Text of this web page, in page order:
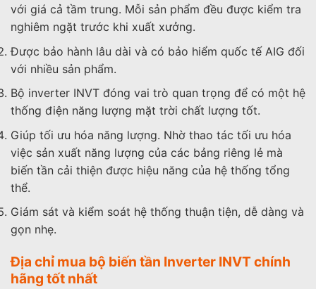
với giá cả tầm trung. Mỗi sản phẩm đều được kiểm tra
nghiêm ngặt trước khi xuất xưởng.
Được bảo hành lâu dài và có bảo hiểm quốc tế AIG đối
với nhiều sản phẩm.
Bộ inverter INVT đóng vai trò quan trọng để có một hệ
thống điện năng lượng mặt trời chất lượng tốt.
Giúp tối ưu hóa năng lượng. Nhờ thao tác tối ưu hóa
việc sản xuất năng lượng của các bảng riêng lẻ mà
biến tần cải thiện được hiệu năng của hệ thống tổng
thể.
Giám sát và kiểm soát hệ thống thuận tiện, dễ dàng và
gọn nhẹ.
Địa chỉ mua bộ biến tần Inverter INVT chính
hãng tốt nhất